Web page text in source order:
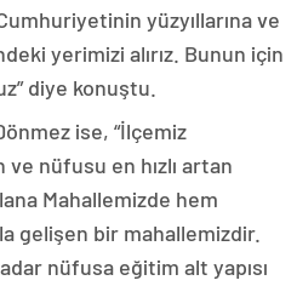
yüzyıllarına ve
yerimizi alırız. Bunun için
diye konuştu.
ise, “İlçemiz
ve nüfusu en hızlı artan
Mahallemizde hem
gelişen bir mahallemizdir.
nüfusa eğitim alt yapısı